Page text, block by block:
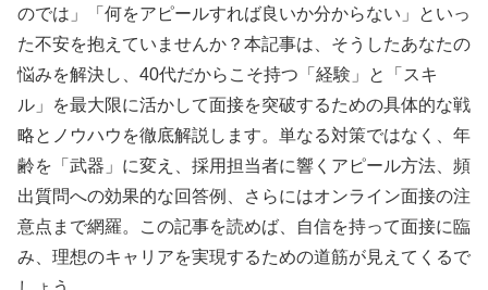
のでは」「何をアピールすれば良いか分からない」といっ
た不安を抱えていませんか？本記事は、そうしたあなたの
悩みを解決し、40代だからこそ持つ「経験」と「スキ
ル」を最大限に活かして面接を突破するための具体的な戦
略とノウハウを徹底解説します。単なる対策ではなく、年
齢を「武器」に変え、採用担当者に響くアピール方法、頻
出質問への効果的な回答例、さらにはオンライン面接の注
意点まで網羅。この記事を読めば、自信を持って面接に臨
み、理想のキャリアを実現するための道筋が見えてくるで